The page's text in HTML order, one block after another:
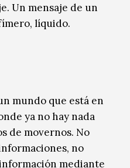
Un mensaje de un
líquido.
mundo que está en
ya no hay nada
de movernos. No
no
mediante